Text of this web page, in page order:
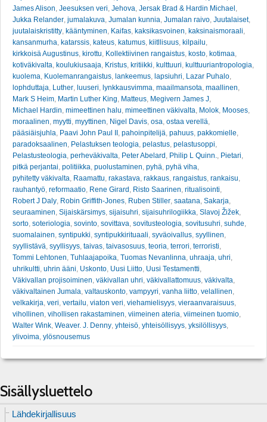
James Alison, Jeesuksen veri, Jehova, Jersak Brad & Hardin Michael ,
Jukka Relander, jumalakuva, Jumalan kunnia, Jumalan raivo, Juutalaiset,
juutalaiskristitty, kääntyminen, Kaifas, kaksikasvoinen, kaksinaismoraali,
kansanmurha, katarssis, kateus, katumus, kiitllisuus, kilpailu,
kirkkoisä Augustinus, kirottu, Kollektiivinen rangaistus, kosto, kotimaa,
kotiväkivalta, koulukiusaaja, Kristus, kritiikki, kulttuuri, kulttuuriantropologia,
kuolema, Kuolemanrangaistus, lankeemus, lapsiuhri, Lazar Puhalo,
lophduttaja, Luther, luuseri, lynkkausvimma, maailmansota, maallinen,
Mark S Heim, Martin Luther King, Matteus, Megivern James J,
Michael Hardin, mimeettinen halu, mimeettinen väkivalta, Molok, Mooses,
moraalinen, myytti, myyttinen, Nigel Davis, osa, ostaa verellä,
pääsiäisjuhla, Paavi John Paul II , pahoinpitelijä, pahuus, pakkomielle,
paradoksaalinen, Pelastuksen teologia, pelastus, pelastusoppi,
Pelastusteologia, perheväkivalta, Peter Abelard , Philip L Quinn., Pietari,
pitkä perjantai, politiikka, puolustaminen, pyhä, pyhä viha,
pyhitetty väkivalta, Raamattu, rakastava, rakkaus, rangaistus, rankaisu,
rauhantyö, reformaatio, Rene Girard , Risto Saarinen, ritualisointi,
Robert J Daly, Robin Griffith-Jones, Ruben Stiller, saatana, Sakarja,
seuraaminen, Sijaiskärsimys, sijaisuhri, sijaisuhrilogiikka, Slavoj Žižek,
sorto, soteriologia, sovinto, sovittava, sovitusteologia, sovitusuhri, suhde,
suomalainen, syntipukki, syntipukkirituaali, syväoivallus, syyllinen,
syyllistävä, syyllisyys, taivas, taivasosuus, teoria, terrori, terroristi,
Tommi Lehtonen, Tuhlaajapoika, Tuomas Nevanlinna, uhraaja, uhri,
uhrikultti, uhrin ääni, Uskonto, Uusi Liitto, Uusi Testamentti,
Väkivallan projisoiminen, väkivallan uhri, väkivallattomuus, väkivalta,
väkivaltainen Jumala, valtauskonto, vampyyri, vanha liitto, velallinen,
velkakirja, veri, vertailu, viaton veri, viehamielisyys, vieraanvaraisuus,
vihollinen, vihollisen rakastaminen, viimeinen ateria, viimeinen tuomio,
Walter Wink, Weaver. J. Denny, yhteisö, yhteisöllisyys, yksilöllisyys,
ylivoima, ylösnousemus
Sisällysluettelo
Lähdekirjallisuus